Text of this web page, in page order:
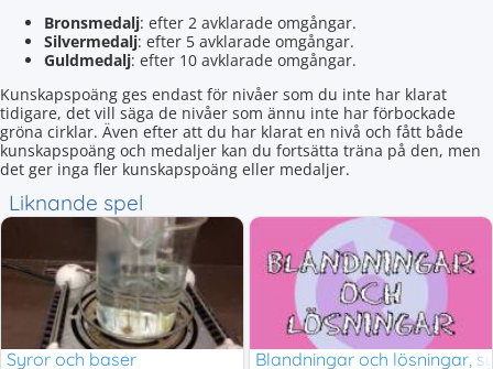
Bronsmedalj: efter 2 avklarade omgångar.
Silvermedalj: efter 5 avklarade omgångar.
Guldmedalj: efter 10 avklarade omgångar.
Kunskapspoäng ges endast för nivåer som du inte har klarat
tidigare, det vill säga de nivåer som ännu inte har förbockade
gröna cirklar. Även efter att du har klarat en nivå och fått både
kunskapspoäng och medaljer kan du fortsätta träna på den, men
det ger inga fler kunskapspoäng eller medaljer.
Liknande spel
Syror och baser Blandningar och lösningar,